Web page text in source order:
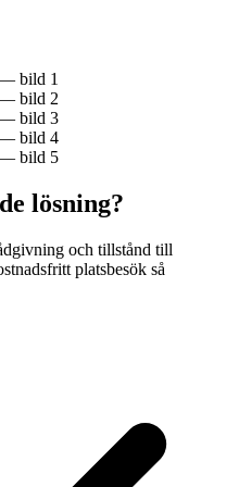
lösning?
och tillstånd till
platsbesök så